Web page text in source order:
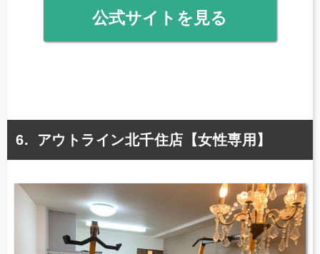
公式サイトを見る
アウトライン北千住店【女性専用】